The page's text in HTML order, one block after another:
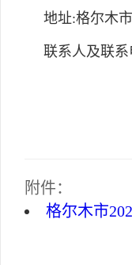
地址:格尔木
联系人及联系
附件：
格尔木市